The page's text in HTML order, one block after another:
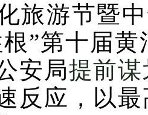
旅游节暨
根”第十届
安局提前
反应，以